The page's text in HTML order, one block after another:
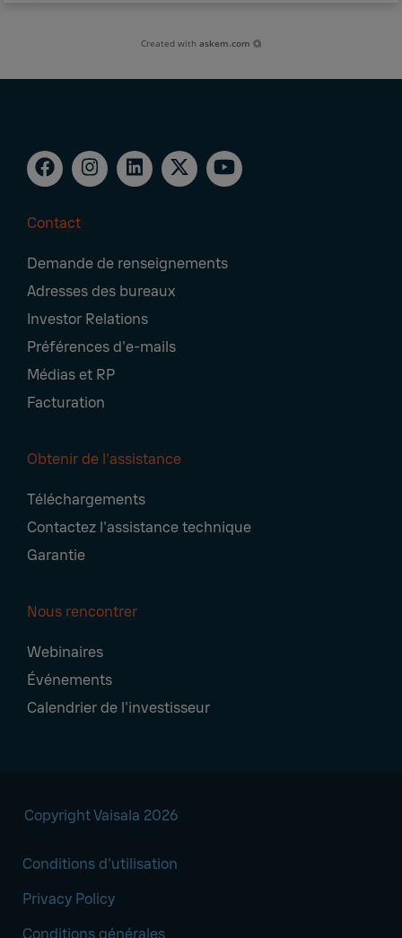
Created withaskem.com
Navigation
Contact
Demande de renseignements
Adresses des bureaux
Investor Relations
Préférences d'e-mails
Médias et RP
Facturation
Obtenir de l'assistance
Téléchargements
Contactez l'assistance technique
Garantie
Nous rencontrer
Webinaires
Événements
Calendrier de l'investisseur
Copyright Vaisala 2026
Conditions d'utilisation
Privacy Policy
Conditions générales